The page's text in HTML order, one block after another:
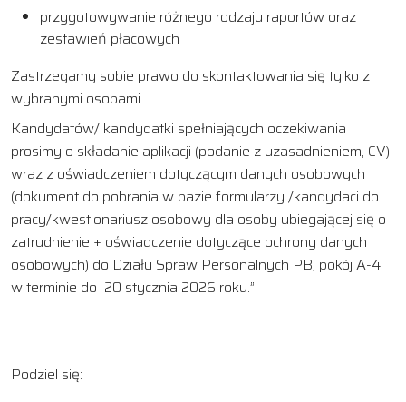
przygotowywanie różnego rodzaju raportów oraz
zestawień płacowych
Zastrzegamy sobie prawo do skontaktowania się tylko z
wybranymi osobami.
Kandydatów/ kandydatki spełniających oczekiwania
prosimy o składanie aplikacji (podanie z uzasadnieniem, CV)
wraz z oświadczeniem dotyczącym danych osobowych
(dokument do pobrania w bazie formularzy /kandydaci do
pracy/kwestionariusz osobowy dla osoby ubiegającej się o
zatrudnienie + oświadczenie dotyczące ochrony danych
osobowych) do Działu Spraw Personalnych PB, pokój A-4
w terminie do 20 stycznia 2026 roku.”
Podziel się: